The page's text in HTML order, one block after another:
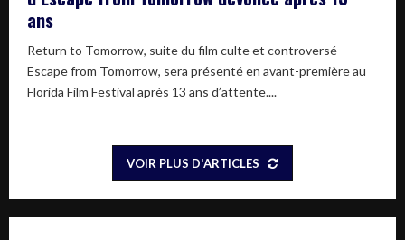
ans
Return to Tomorrow, suite du film culte et controversé
Escape from Tomorrow, sera présenté en avant-première au
Florida Film Festival après 13 ans d’attente....
VOIR PLUS D'ARTICLES